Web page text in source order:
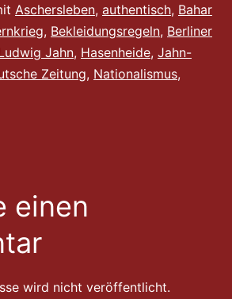
Aschersleben, authentisch, Bahar
, Bekleidungsregeln, Berliner
Jahn, Hasenheide, Jahn-
Zeitung, Nationalismus,
einen
wird nicht veröffentlicht.